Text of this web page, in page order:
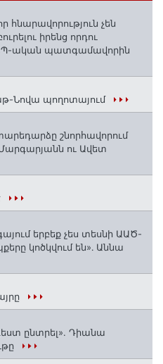
հնարավորություն չեն
իրենց որդու
ական պատգամավորին
Նովա պողոտայում
շնորհավորում
Մարգարյանն ու Ավետ
երբեք չես տեսնի ԱԱԾ-
կոծկվում են»․ Աննա
ընտրել». Դիանա